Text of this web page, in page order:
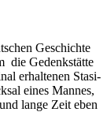
Geschichte
die Gedenkstätte
erhaltenen Stasi-
eines Mannes,
lange Zeit eben